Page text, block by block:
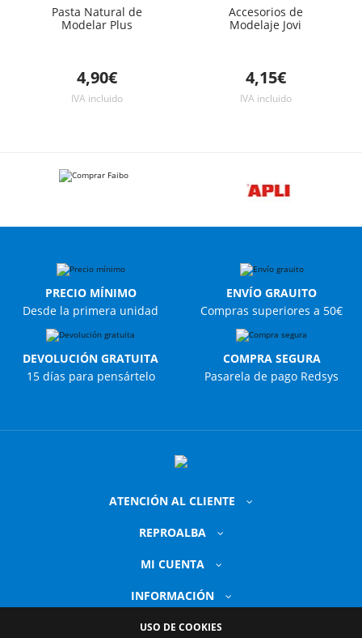
Pasta Natural de
Modelar Plus
4,90€
IVA incluido
Accesorios de
Modelaje Jovi
4,15€
IVA incluido
PRECIO MÍNIMO
Desde la primera unidad
ENVÍO GRAUITO
Compras superiores a 50€
DEVOLUCIÓN GRATUITA
15 días para pensártelo
COMPRA SEGURA
Pasarela de pago Redsys
ATENCIÓN AL CLIENTE
REPROALBA
MI CUENTA
INFORMACIÓN
USO DE COOKIES